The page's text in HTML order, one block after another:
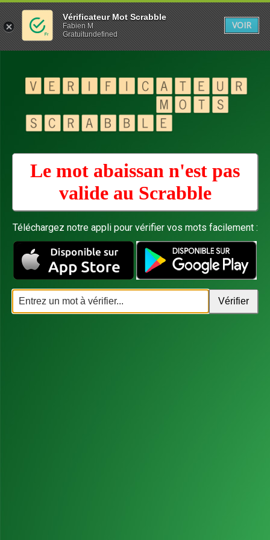
Le mot abaissan n'est pas
valide au Scrabble
Téléchargez notre appli pour vérifier vos mots facilement :
Vérificateur Mot Scrabble
Fabien M
Gratuitundefined
VOIR